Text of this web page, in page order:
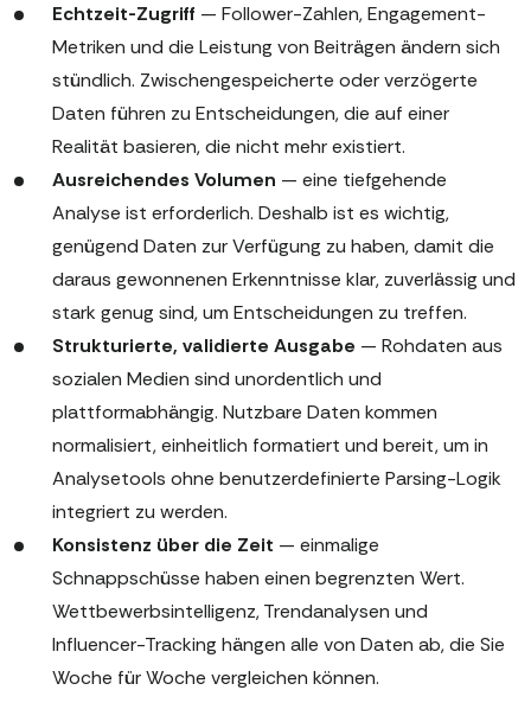
Echtzeit-Zugriff — Follower-Zahlen, Engagement-
Metriken und die Leistung von Beiträgen ändern sich
stündlich. Zwischengespeicherte oder verzögerte
Daten führen zu Entscheidungen, die auf einer
Realität basieren, die nicht mehr existiert.
Ausreichendes Volumen — eine tiefgehende
Analyse ist erforderlich. Deshalb ist es wichtig,
genügend Daten zur Verfügung zu haben, damit die
daraus gewonnenen Erkenntnisse klar, zuverlässig und
stark genug sind, um Entscheidungen zu treffen.
Strukturierte, validierte Ausgabe — Rohdaten aus
sozialen Medien sind unordentlich und
plattformabhängig. Nutzbare Daten kommen
normalisiert, einheitlich formatiert und bereit, um in
Analysetools ohne benutzerdefinierte Parsing-Logik
integriert zu werden.
Konsistenz über die Zeit — einmalige
Schnappschüsse haben einen begrenzten Wert.
Wettbewerbsintelligenz, Trendanalysen und
Influencer-Tracking hängen alle von Daten ab, die Sie
Woche für Woche vergleichen können.